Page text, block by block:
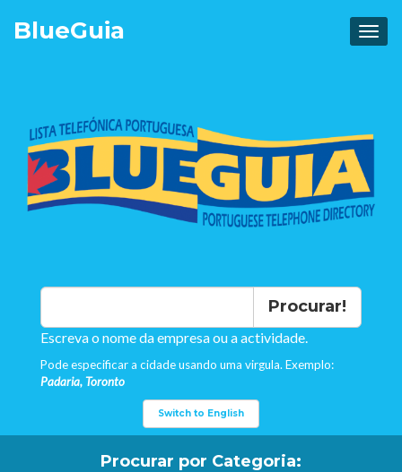
BlueGuia
Procurar!
Escreva o nome da empresa ou a actividade.
Pode especificar a cidade usando uma virgula. Exemplo:
Padaria, Toronto
Switch to English
Procurar por Categoria: